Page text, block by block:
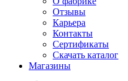
Отзывы
Карьера
Контакты
Сертификаты
Скачать каталог
Магазины